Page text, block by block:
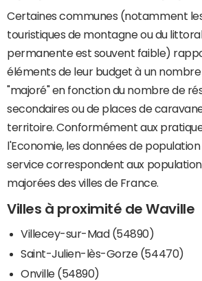
Certaines communes (notamment
touristiques de montagne ou du
permanente est souvent faible)
éléments de leur budget à un
"majoré" en fonction du nombre de
secondaires ou de places de
territoire. Conformément aux
l'Economie, les données de
service correspondent aux
majorées des villes de France.
Villes à proximité de Waville
Villecey-sur-Mad (54890)
Saint-Julien-lès-Gorze (54470)
Onville (54890)